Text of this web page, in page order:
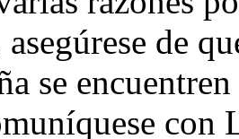
de
se